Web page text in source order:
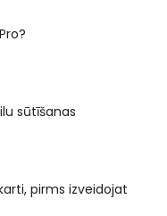
sūtīšanas
pirms izveidojat